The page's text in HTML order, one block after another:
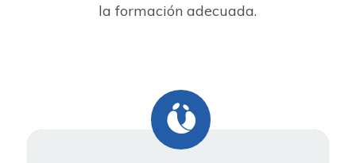
la formación adecuada.